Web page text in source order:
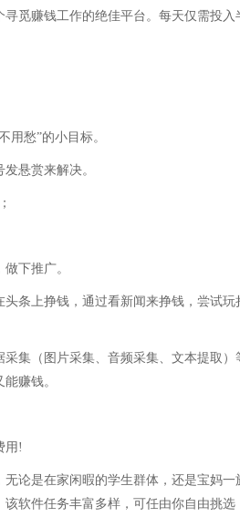
觅赚钱工作的绝佳平台。每天仅需投
用愁”的小目标。
悬赏来解决。
下推广。
条上挣钱，通过看新闻来挣钱，尝试
集（图片采集、音频采集、文本提取
赚钱。
用!
论是在家闲暇的学生群体，还是宝妈
软件任务丰富多样，可任由你自由挑